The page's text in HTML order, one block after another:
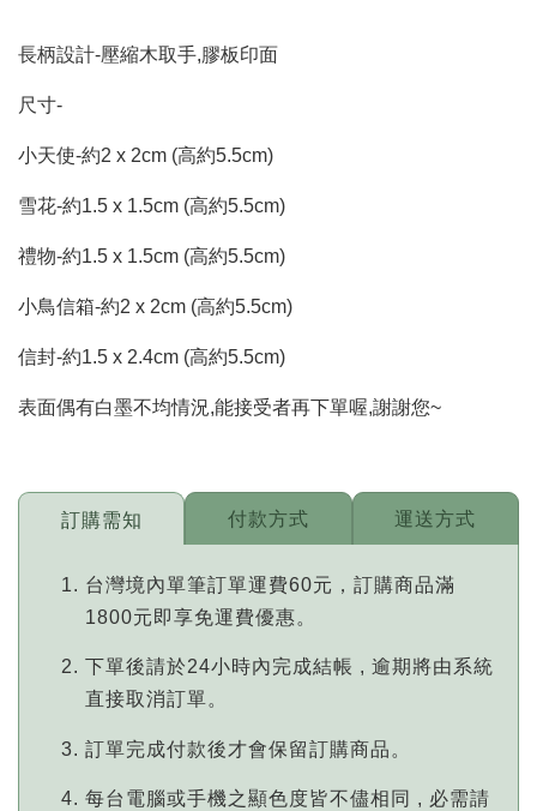
長柄設計-壓縮木取手,膠板印面
尺寸-
小天使-約2 x 2cm (高約5.5cm)
雪花-約1.5 x 1.5cm (高約5.5cm)
禮物-約1.5 x 1.5cm (高約5.5cm)
小鳥信箱-約2 x 2cm (高約5.5cm)
信封-約1.5 x 2.4cm (高約5.5cm)
表面偶有白墨不均情況,能接受者再下單喔,謝謝您~
訂購需知
台灣境內單筆訂單運費60元，訂購商品滿
1800元即享免運費優惠。
下單後請於24小時內完成結帳 , 逾期將由系統
直接取消訂單。
訂單完成付款後才會保留訂購商品。
每台電腦或手機之顯色度皆不儘相同 , 必需請
付款方式 運送方式